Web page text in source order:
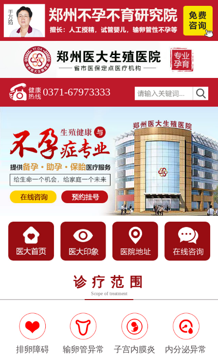
0371-67973333
诊疗范围
Scope of treatment
排卵障碍 输卵管异常 子宫内膜炎 内分泌异常